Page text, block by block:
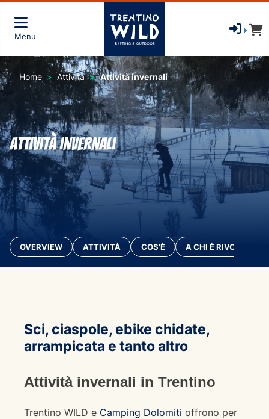
Menu
Home Attività Attività invernali
Attività invernali
OVERVIEW ATTIVITÀ COS'È A CHI È RIVOLTO?
Sci, ciaspole, ebike chidate,
arrampicata e tanto altro
Attività invernali in Trentino
Trentino WILD e Camping Dolomiti offrono per